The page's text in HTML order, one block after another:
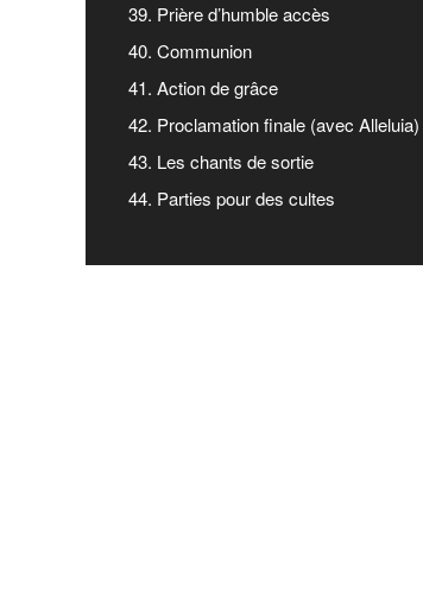
39. Prière d’humble accès
40. Communion
41. Action de grâce
42. Proclamation finale (avec Alleluia)
43. Les chants de sortie
44. Parties pour des cultes